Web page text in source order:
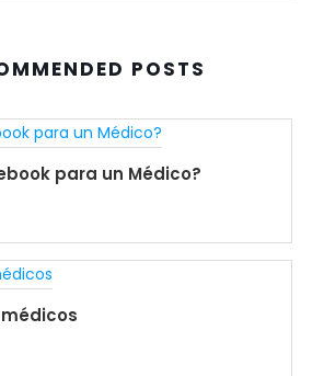
POSTS
para un Médico?